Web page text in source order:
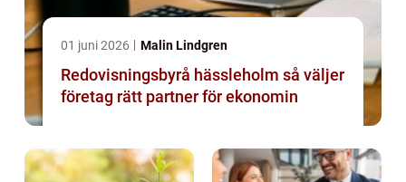
01 juni 2026 Malin Lindgren
Redovisningsbyrå hässleholm så väljer
företag rätt partner för ekonomin